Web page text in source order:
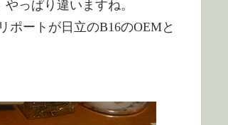
っぱり違いますね。
ポートが日立のB16のOEMと